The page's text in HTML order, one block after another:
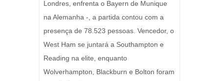
Londres, enfrenta o Bayern de Munique
na Alemanha -, a partida contou com a
presença de 78.523 pessoas. Vencedor, o
West Ham se juntará a Southampton e
Reading na elite, enquanto
Wolverhampton, Blackburn e Bolton foram